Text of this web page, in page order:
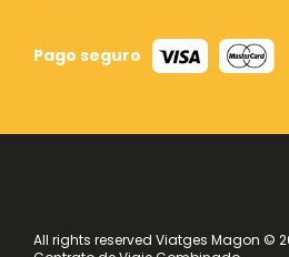
Pago seguro
All rights reserved Viatges Magon ©